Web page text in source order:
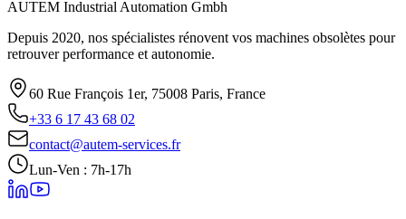
AUTEM Industrial Automation Gmbh
Depuis 2020, nos spécialistes rénovent vos machines obsolètes pour
retrouver performance et autonomie.
60 Rue François 1er, 75008 Paris, France
+33 6 17 43 68 02
contact@autem-services.fr
Lun-Ven : 7h-17h